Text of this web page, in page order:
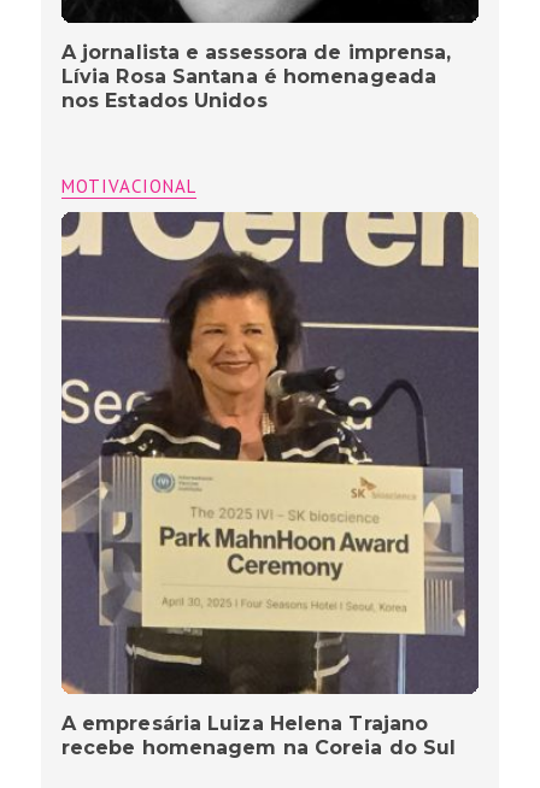
A jornalista e assessora de imprensa,
Lívia Rosa Santana é homenageada
nos Estados Unidos
MOTIVACIONAL
A empresária Luiza Helena Trajano
recebe homenagem na Coreia do Sul